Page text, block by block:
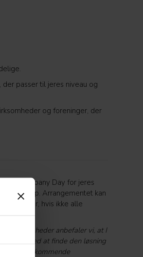
passer til jeres niveau og
og foreninger, der
en Company Day for jeres
handicap. Arrangementet kan
ovenfor, hvis ikke alle
muligheder anbefaler vi, at I
vi jer med at finde den løsning
til jeres kommende